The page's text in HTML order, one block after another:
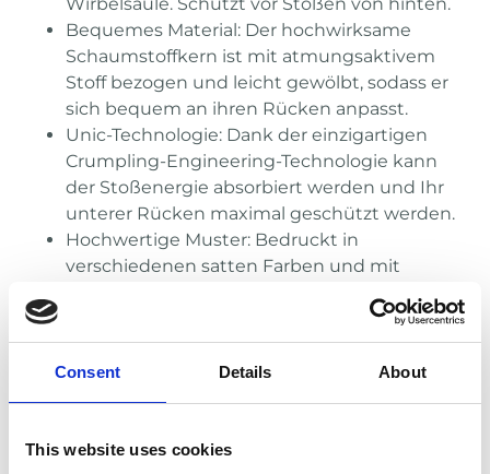
Consent Details About
This website uses cookies
Bequemes Material: Der hochwirksame
Schaumstoffkern ist mit atmungsaktivem
Stoff bezogen und leicht gewölbt, sodass er
sich bequem an ihren Rücken anpasst.
Unic-Technologie: Dank der einzigartigen
Crumpling-Engineering-Technologie kann
der Stoßenergie absorbiert werden und Ihr
unterer Rücken maximal geschützt werden.
Hochwertige Muster: Bedruckt in
verschiedenen satten Farben und mit